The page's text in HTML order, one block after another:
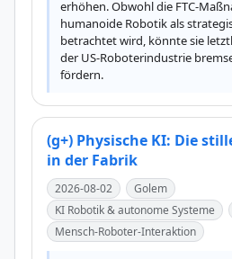
erhöhen. Obwohl die FTC-
humanoide Robotik als
betrachtet wird, könnte sie
der US-Roboterindustrie
fördern.
(g+) Physische KI: Die
in der Fabrik
2026-08-02
Golem
KI Robotik & autonome Systeme
Mensch-Roboter-Interaktion